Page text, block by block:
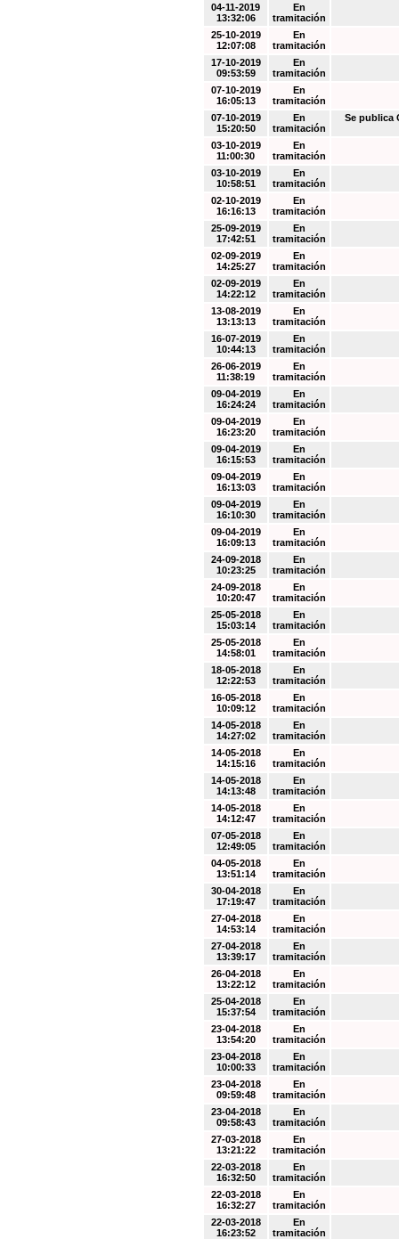
04-11-2019
13:32:06
En
tramitación
25-10-2019
12:07:08
En
tramitación
17-10-2019
09:53:59
En
tramitación
07-10-2019
16:05:13
En
tramitación
07-10-2019
15:20:50
En
tramitación
Se publica
03-10-2019
11:00:30
En
tramitación
03-10-2019
10:58:51
En
tramitación
02-10-2019
16:16:13
En
tramitación
25-09-2019
17:42:51
En
tramitación
02-09-2019
14:25:27
En
tramitación
02-09-2019
14:22:12
En
tramitación
13-08-2019
13:13:13
En
tramitación
16-07-2019
10:44:13
En
tramitación
26-06-2019
11:38:19
En
tramitación
09-04-2019
16:24:24
En
tramitación
09-04-2019
16:23:20
En
tramitación
09-04-2019
16:15:53
En
tramitación
09-04-2019
16:13:03
En
tramitación
09-04-2019
16:10:30
En
tramitación
09-04-2019
16:09:13
En
tramitación
24-09-2018
10:23:25
En
tramitación
24-09-2018
10:20:47
En
tramitación
25-05-2018
15:03:14
En
tramitación
25-05-2018
14:58:01
En
tramitación
18-05-2018
12:22:53
En
tramitación
16-05-2018
10:09:12
En
tramitación
14-05-2018
14:27:02
En
tramitación
14-05-2018
14:15:16
En
tramitación
14-05-2018
14:13:48
En
tramitación
14-05-2018
14:12:47
En
tramitación
07-05-2018
12:49:05
En
tramitación
04-05-2018
13:51:14
En
tramitación
30-04-2018
17:19:47
En
tramitación
27-04-2018
14:53:14
En
tramitación
27-04-2018
13:39:17
En
tramitación
26-04-2018
13:22:12
En
tramitación
25-04-2018
15:37:54
En
tramitación
23-04-2018
13:54:20
En
tramitación
23-04-2018
10:00:33
En
tramitación
23-04-2018
09:59:48
En
tramitación
23-04-2018
09:58:43
En
tramitación
27-03-2018
13:21:22
En
tramitación
22-03-2018
16:32:50
En
tramitación
22-03-2018
16:32:27
En
tramitación
22-03-2018
16:23:52
En
tramitación